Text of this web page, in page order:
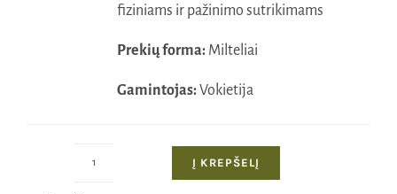
fiziniams ir pažinimo sutrikimams
Prekių forma:Milteliai
Gamintojas:Vokietija
Į KREPŠELĮ